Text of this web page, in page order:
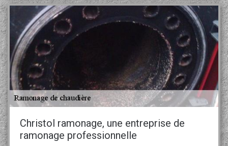
Christol ramonage, une entreprise de
ramonage professionnelle